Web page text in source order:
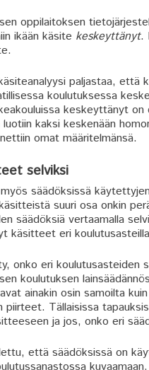
oppilaitoksen
ikään käsite keskeyttänyt.
paljastaa, että
koulutuksessa
keskeyttänyt
luotiin kaksi keskenään
omat määritelmänsä.
selviksi
säädöksissä
suuri osa onkin
säädöksiä vertaamalla
käsitteet eri
onko eri
koulutuksen
ainakin osin samoilta
piirteet. Tällaisissa
ja jos, onko eri
että säädöksissä on